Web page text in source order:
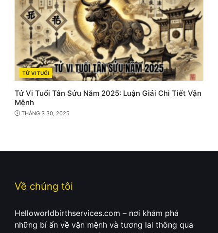
CATEGORIES
TỬ VI TUỔI
Tử Vi Tuổi Tân Sửu Năm 2025: Luận Giải Chi Tiết Vận
Mệnh
THÁNG 3 30, 2025
Về chúng tôi
Helloworldbirthservices.com – nơi khám phá
những bí ẩn về vận mệnh và tương lai thông qua